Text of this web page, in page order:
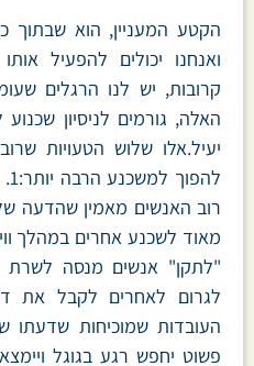
הקטע המעניין, הוא שבתוך
ואנחנו יכולים להפעיל
קרובות, יש לנו הרגלים
האלה, גורמים לניסיון
יעיל.אלו שלוש הטעויות
להפוך למשכנע הרבה יותר:1.
רוב האנשים מאמין שהדעה
מאוד לשכנע אחרים במהלך
"לתקן" אנשים מנסה לשרת
לגרום לאחרים לקבל את
העובדות שמוכיחות שדעתו
פשוט יחפש רגע בגוגל